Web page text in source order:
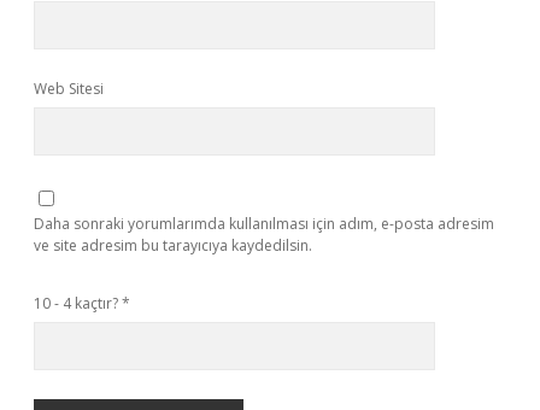
Web Sitesi
Daha sonraki yorumlarımda kullanılması için adım, e-posta adresim
ve site adresim bu tarayıcıya kaydedilsin.
10 - 4 kaçtır?*